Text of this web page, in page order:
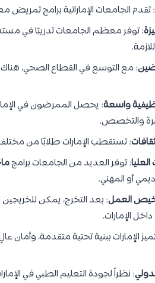
: تقدم الجامعات الإماراتية برامج تمريض
: توفر معظم الجامعات تدريبًا في
: مع التوسع في القطاع الصحي، هناك
واسعة: يحصل الممرضون في
والتخصص.
: تستقطب الإمارات طلابًا من
: توفر العديد من الجامعات برامج
أو المهني.
العمل
الإمارات.
الإمارات ببنية تحتية متقدمة،
: نظراً لجودة التعليم الطبي في